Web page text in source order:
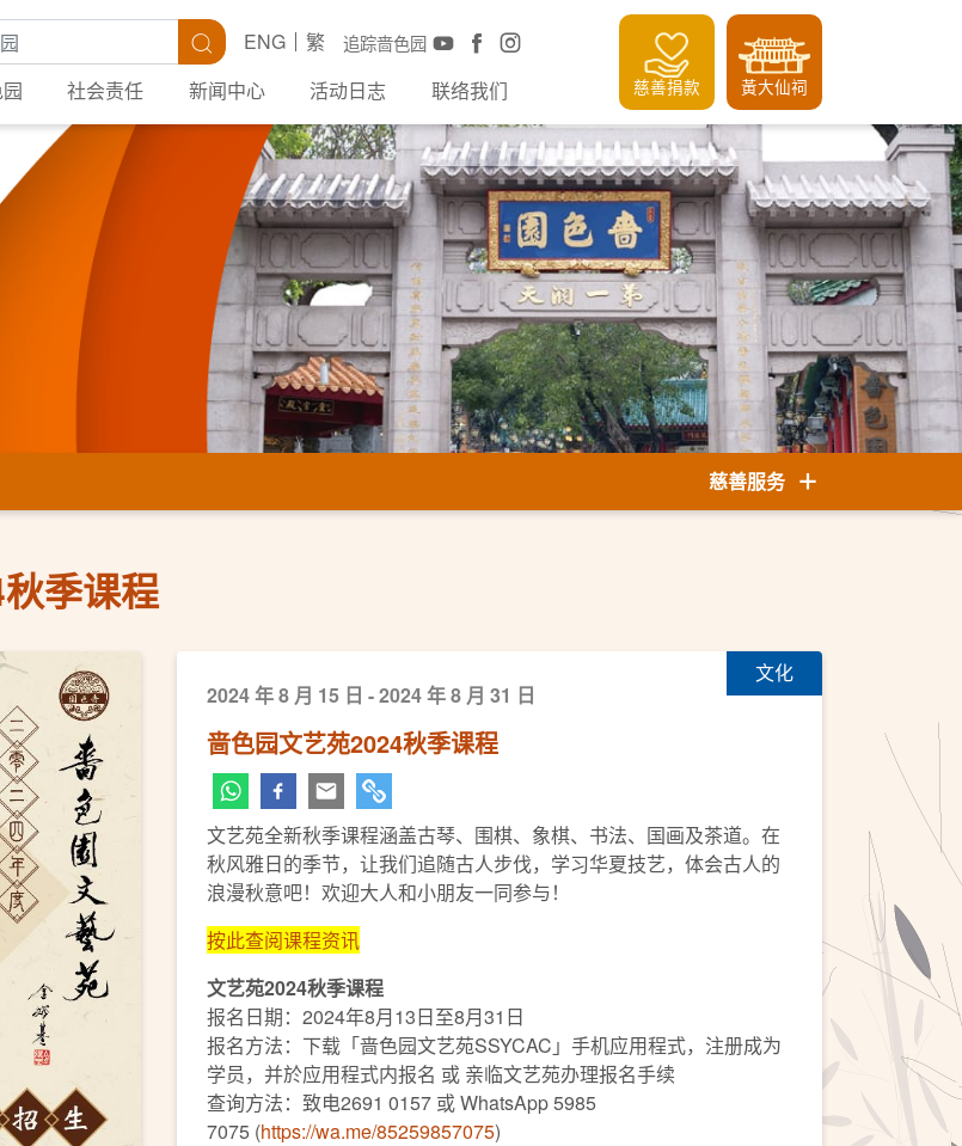
搜寻 追踪啬色园
ENG
繁
社会责任 新闻中心 活动日志 联络我们 慈善捐款 黃大仙祠
慈善服务
季课程
文化
2024 年 8 月 15 日 - 2024 年 8 月 31 日
啬色园文艺苑2024秋季课程
文艺苑全新秋季课程涵盖古琴、围棋、象棋、书法、国画及茶道。在
秋风雅日的季节，让我们追随古人步伐，学习华夏技艺，体会古人的
浪漫秋意吧！欢迎大人和小朋友一同参与！
按此查阅课程资讯
文艺苑2024秋季课程
报名日期：2024年8月13日至8月31日
报名方法：下载「啬色园文艺苑SSYCAC」手机应用程式，注册成为
学员，并於应用程式内报名 或 亲临文艺苑办理报名手续
查询方法：致电2691 0157 或 WhatsApp 5985
7075 (https://wa.me/85259857075)